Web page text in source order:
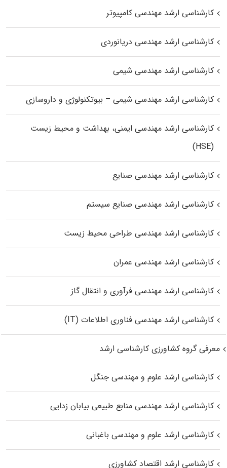
کارشناسی ارشد مهندسی کامپیوتر
کارشناسی ارشد مهندسی دریانوردی
کارشناسی ارشد مهندسی شیمی
کارشناسی ارشد مهندسی شیمی – بیوتکنولوژی و داروسازی
کارشناسی ارشد مهندسی ایمنی، بهداشت و محیط زیست
(HSE)
کارشناسی ارشد مهندسی صنایع
کارشناسی ارشد مهندسی صنایع سیستم
کارشناسی ارشد مهندسی طراحی محیط زیست
کارشناسی ارشد مهندسی عمران
کارشناسی ارشد مهندسی فرآوری و انتقال گاز
کارشناسی ارشد مهندسی فناوری اطلاعات (IT)
معرفی گروه کشاورزی کارشناسی ارشد
کارشناسی ارشد علوم و مهندسی جنگل
کارشناسی ارشد مهندسی منابع طبیعی بیابان زدایی
کارشناسی ارشد علوم و مهندسی باغبانی
کارشناسی ارشد اقتصاد کشاورزی